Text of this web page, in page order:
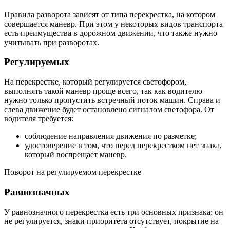
Правила разворота зависят от типа перекрестка, на котором
совершается маневр. При этом у некоторых видов транспорта
есть преимущества в дорожном движении, что также нужно
учитывать при разворотах.
Регулируемых
На перекрестке, который регулируется светофором,
выполнять такой маневр проще всего, так как водителю
нужно только пропустить встречный поток машин. Справа и
слева движение будет остановлено сигналом светофора. От
водителя требуется:
соблюдение направления движения по разметке;
удостоверение в том, что перед перекрестком нет знака,
который воспрещает маневр.
Поворот на регулируемом перекрестке
Равнозначных
У равнозначного перекрестка есть три основных признака: он
не регулируется, знаки приоритета отсутствует, покрытие на